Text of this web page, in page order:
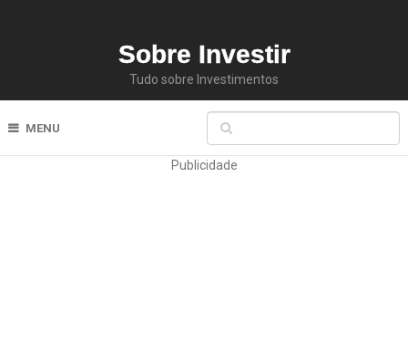
Sobre Investir
Tudo sobre Investimentos
MENU
Publicidade